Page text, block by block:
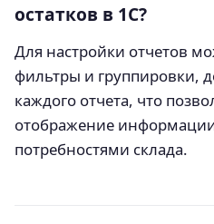
остатков в 1С?
Для настройки отчетов
фильтры и группировки,
каждого отчета, что
отображение информации
потребностями склада.